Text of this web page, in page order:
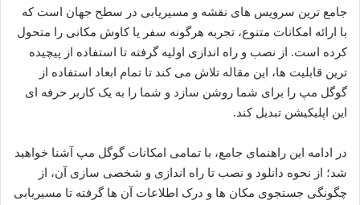
جامع ترین سرویس های نقشه و مسیریابی در سطح جهان است که
با ارائه امکانات متنوع، تجربه هرگونه سفر یا کاوش مکانی را متحول
کرده است. از نصب و راه اندازی اولیه گرفته تا استفاده از پیچیده
ترین قابلیت ها، این مقاله تلاش می کند تا تمام ابعاد استفاده از
گوگل مپ را برای شما روشن سازد و شما را به یک کاربر حرفه ای
این اپلیکیشن تبدیل کند.
در ادامه این راهنمای جامع، با تمامی امکانات گوگل مپ آشنا خواهید
شد؛ از نحوه دانلود و نصب تا راه اندازی و شخصی سازی آن، از
چگونگی جستجوی مکان ها و درک اطلاعات آن ها گرفته تا مسیریابی